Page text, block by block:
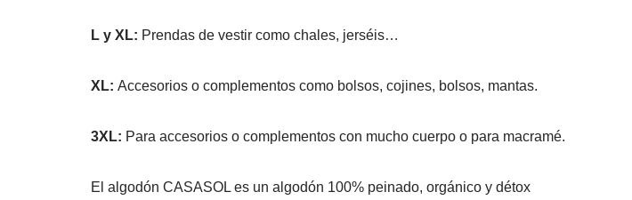
L y XL: Prendas de vestir como chales, jerséis…
XL: Accesorios o complementos como bolsos, cojines, bolsos, mantas.
3XL: Para accesorios o complementos con mucho cuerpo o para macramé.
El algodón CASASOL es un algodón 100% peinado, orgánico y détox